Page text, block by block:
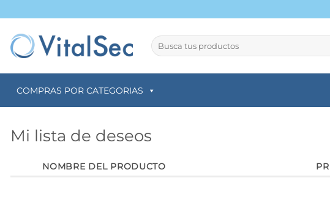
al
contenido
Buscar
por:
COMPRAS POR CATEGORIAS
Mi lista de deseos
NOMBRE DEL PRODUCTO